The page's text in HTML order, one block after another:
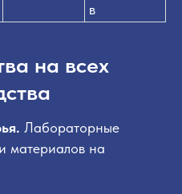
в
на всех
Лабораторные
материалов на